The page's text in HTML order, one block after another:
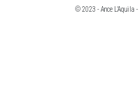
© 2023 - Ance L'Aquila -